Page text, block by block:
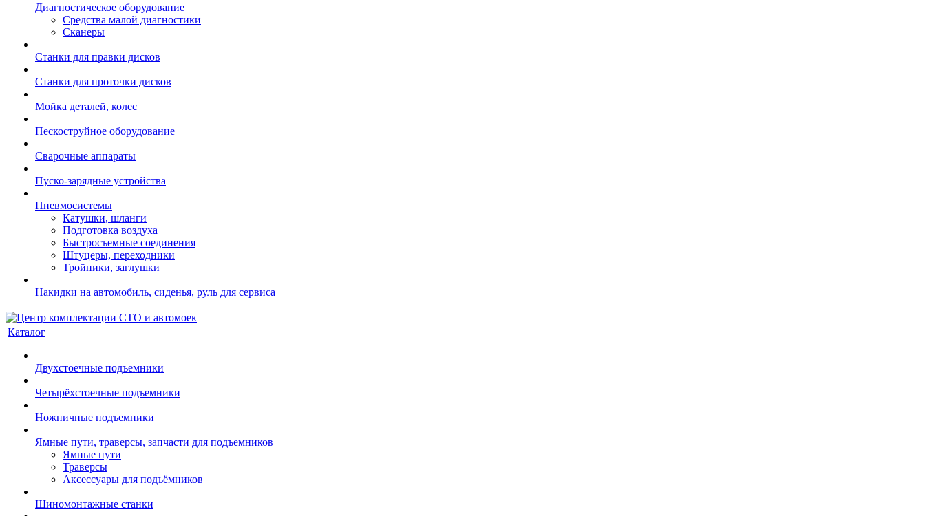
Диагностическое оборудование
Средства малой диагностики
Сканеры
Станки для правки дисков
Станки для проточки дисков
Мойка деталей, колес
Пескоструйное оборудование
Сварочные аппараты
Пуско-зарядные устройства
Пневмосистемы
Катушки, шланги
Подготовка воздуха
Быстросъемные соединения
Штуцеры, переходники
Тройники, заглушки
Накидки на автомобиль, сиденья, руль для сервиса
Каталог
Двухстоечные подъемники
Четырёхстоечные подъемники
Ножничные подъемники
Ямные пути, траверсы, запчасти для подъемников
Ямные пути
Траверсы
Аксессуары для подъёмников
Шиномонтажные станки